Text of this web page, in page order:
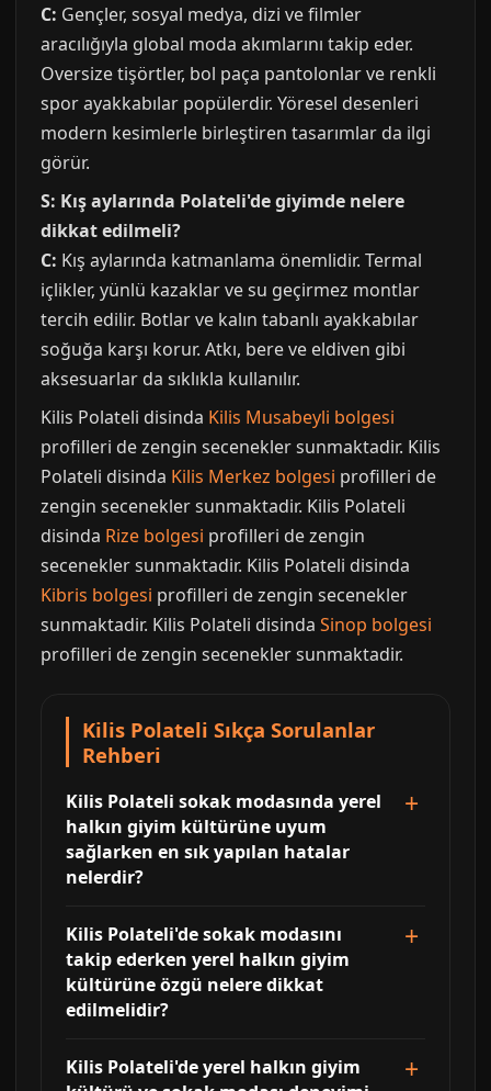
C: Gençler, sosyal medya, dizi ve filmler
aracılığıyla global moda akımlarını takip eder.
Oversize tişörtler, bol paça pantolonlar ve renkli
spor ayakkabılar popülerdir. Yöresel desenleri
modern kesimlerle birleştiren tasarımlar da ilgi
görür.
S: Kış aylarında Polateli'de giyimde nelere
dikkat edilmeli?
C: Kış aylarında katmanlama önemlidir. Termal
içlikler, yünlü kazaklar ve su geçirmez montlar
tercih edilir. Botlar ve kalın tabanlı ayakkabılar
soğuğa karşı korur. Atkı, bere ve eldiven gibi
aksesuarlar da sıklıkla kullanılır.
Kilis Polateli disinda Kilis Musabeyli bolgesi
profilleri de zengin secenekler sunmaktadir. Kilis
Polateli disinda Kilis Merkez bolgesi profilleri de
zengin secenekler sunmaktadir. Kilis Polateli
disinda Rize bolgesi profilleri de zengin
secenekler sunmaktadir. Kilis Polateli disinda
Kibris bolgesi profilleri de zengin secenekler
sunmaktadir. Kilis Polateli disinda Sinop bolgesi
profilleri de zengin secenekler sunmaktadir.
Kilis Polateli Sıkça Sorulanlar
Rehberi
Kilis Polateli sokak modasında yerel
halkın giyim kültürüne uyum
sağlarken en sık yapılan hatalar
nelerdir?
Kilis Polateli'de sokak modasını
takip ederken yerel halkın giyim
kültürüne özgü nelere dikkat
edilmelidir?
Kilis Polateli'de yerel halkın giyim